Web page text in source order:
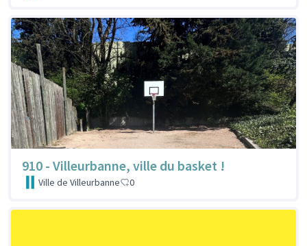
910 - Villeurbanne, ville du basket !
Ville de Villeurbanne 0